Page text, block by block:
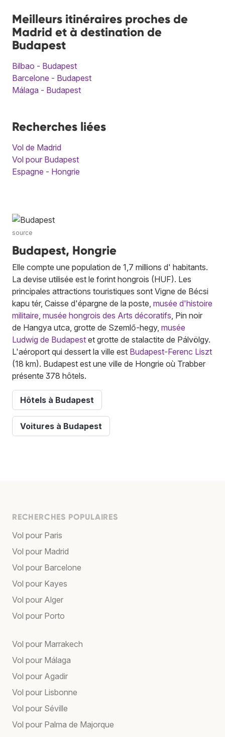
Meilleurs itinéraires proches de
Madrid et à destination de
Budapest
Bilbao - Budapest
Barcelone - Budapest
Málaga - Budapest
Recherches liées
Vol de Madrid
Vol pour Budapest
Espagne - Hongrie
source
Budapest, Hongrie
Elle compte une population de 1,7 millions d' habitants.
La devise utilisée est le forint hongrois (HUF). Les
principales attractions touristiques sont Vigne de Bécsi
kapu tér, Caisse d'épargne de la poste, musée d'histoire
militaire musée hongrois des Arts décoratifs , Pin noir
de Hangya utca, grotte de Szemlő-hegy, musée
Ludwig de Budapest et grotte de stalactite de Pálvölgy.
L'aéroport qui dessert la ville est Budapest-Ferenc Liszt
(18 km). Budapest est une ville de Hongrie où Trabber
présente 378 hôtels.
Hôtels à Budapest
Voitures à Budapest
RECHERCHES POPULAIRES
Vol pour Paris
Vol pour Madrid
Vol pour Barcelone
Vol pour Kayes
Vol pour Alger
Vol pour Porto
Vol pour Marrakech
Vol pour Málaga
Vol pour Agadir
Vol pour Lisbonne
Vol pour Séville
Vol pour Palma de Majorque